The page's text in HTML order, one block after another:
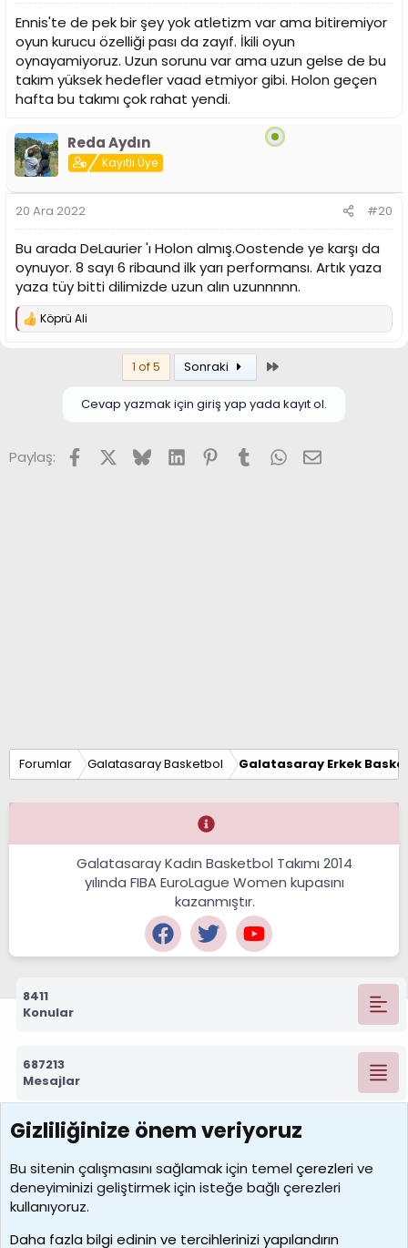
Ennis'te de pek bir şey yok atletizm var ama bitiremiyor
oyun kurucu özelliği pası da zayıf. İkili oyun
oynayamiyoruz. Uzun sorunu var ama uzun gelse de bu
takım yüksek hedefler vaad etmiyor gibi. Holon geçen
hafta bu takımı çok rahat yendi.
Reda Aydın
Kayıtlı Üye
20 Ara 2022 #20
Bu arada DeLaurier 'ı Holon almış.Oostende ye karşı da
oynuyor. 8 sayı 6 ribaund ilk yarı performansı. Artık yaza
yaza tüy bitti dilimizde uzun alın uzunnnnn.
T
Köprü Ali
1 of 5 Sonraki
Cevap yazmak için giriş yap yada kayıt ol.
Paylaş: FacebookX (Twitter)
BlueskyLinkedInPinterest
TumblrWhatsApp
E-posta
Forumlar Galatasaray Basketbol Galatasaray Erkek
Galatasaray Kadın Basketbol Takımı 2014
yılında FIBA EuroLague Women kupasını
kazanmıştır.
8411
Konular
687213
Mesajlar
7388
Kullanıcılar
borabekirogluu
Son üye
Gizliliğinize önem veriyoruz
Bu sitenin çalışmasını sağlamak için temelçerezlerive
deneyiminizi geliştirmek için isteğe bağlı çerezleri
kullanıyoruz.
Daha fazla bilgi edinin ve tercihlerinizi yapılandırın